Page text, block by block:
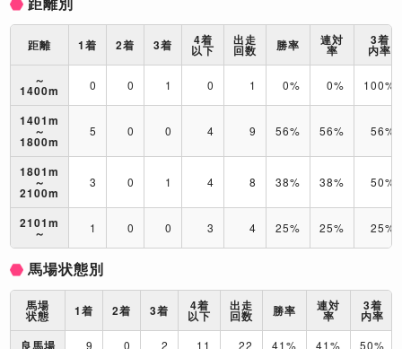
距離 1着 2着 3着 4着
以下
出走
回数 勝率 連対
率
3着
内率
～
1400m 0 0 1 0 1 0% 0% 100%
1401m
～
1800m
5 0 0 4 9 56% 56% 56%
1801m
～
2100m
3 0 1 4 8 38% 38% 50%
2101m
～ 1 0 0 3 4 25% 25% 25%
馬場状態別
馬場
状態 1着 2着 3着 4着
以下
出走
回数 勝率 連対
率
3着
内率
9 0 2 11 22 41% 41% 50%